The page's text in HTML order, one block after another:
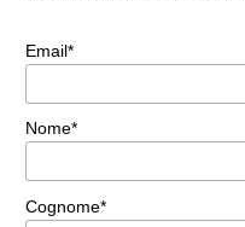
Email*
Nome*
Cognome*